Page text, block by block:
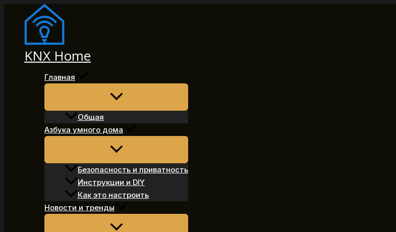
Перейти
содержимому
KNX Home
Главная
Общая
Азбука умного дома
Безопасность и приватность
Инструкции и DIY
Как это настроить
Новости и тренды